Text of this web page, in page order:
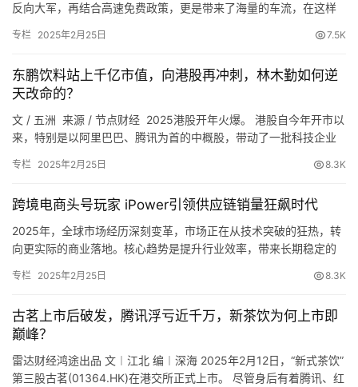
专
题
未来，水滴公司将持续开展健康扶贫项目，坚持以“保障亿
水滴筹汇聚平台之力 助重病安徽女大学生村官重获新生
三年来，发生在水滴筹平台上的感人故事很多。其中一名安
徽女大学生的事迹，更是感动了无数网友。
李娅娅是桐城大关镇麻山村的一名大学生村官，负责村里的
扶贫和党建工作。她热爱这份工作，全身心为村民们奉献，
还被评为桐城市大学生村官年度考核优秀等次。
反向大军，再结合高速免费政策，更是带来了海量的车流，在这样
往都会变成“电动爹”，“充…
专栏 2025年2月25日 7.5K
东鹏饮料站上千亿市值，向港股再冲刺，林木勤如何逆
天改命的？
文 / 五洲 来源 / 节点财经 2025港股开年火爆。 港股自今年开市以
来，特别是以阿里巴巴、腾讯为首的中概股，带动了一批科技企业
据可靠信源获悉，东…
专栏 2025年2月25日 8.3K
跨境电商头号玩家 iPower引领供应链销量狂飙时代
2025年，全球市场经历深刻变革，市场正在从技术突破的狂热，转
向更实际的商业落地。核心趋势是提升行业效率，带来长期稳定的
依赖流量增长的模式，跨境…
专栏 2025年2月25日 8.3K
古茗上市后破发，腾讯浮亏近千万，新茶饮为何上市即
巅峰？
雷达财经鸿途出品 文︱江北 编︱深海 2025年2月12日，“新式茶饮”
第三股古茗(01364.HK)在港交所正式上市。 尽管身后有着腾讯、红